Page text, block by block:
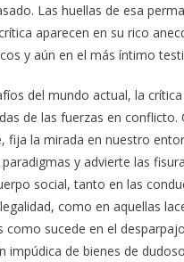
Las huellas de esa
aparecen en su rico
y aún en el más íntimo
del mundo actual, la
de las fuerzas en conflicto.
fija la mirada en nuestro
y advierte las
social, tanto en las
como en aquellas
como sucede en el
impúdica de bienes de